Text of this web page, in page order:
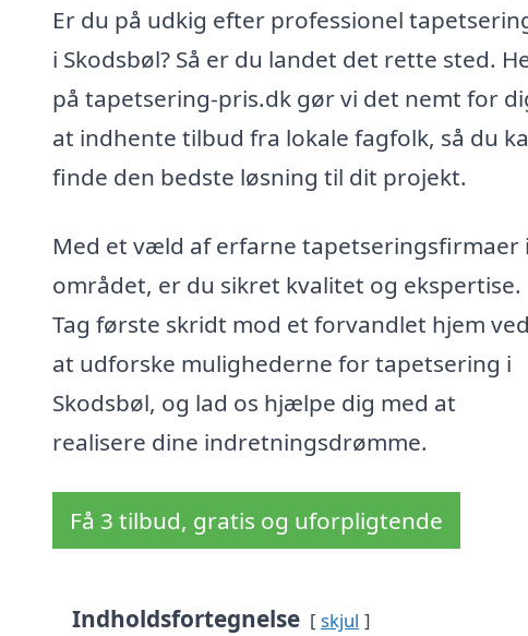
Er du på udkig efter professionel
i Skodsbøl? Så er du landet det rette sted.
på tapetsering-pris.dk gør vi det nemt for
at indhente tilbud fra lokale fagfolk, så du
finde den bedste løsning til dit projekt.
Med et væld af erfarne tapetseringsfirmaer i
området, er du sikret kvalitet og ekspertise.
Tag første skridt mod et forvandlet hjem ved
at udforske mulighederne for tapetsering i
Skodsbøl, og lad os hjælpe dig med at
realisere dine indretningsdrømme.
Få 3 tilbud, gratis og uforpligtende
Indholdsfortegnelse skjul